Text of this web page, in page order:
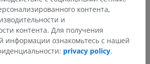
контента,
и
контента. Для получения
информации ознакомьтесь с нашей
privacy policy.